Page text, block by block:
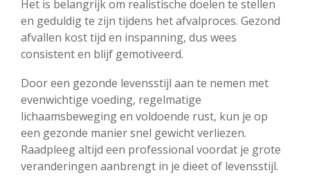
Het is belangrijk om realistische doelen te stellen
en geduldig te zijn tijdens het afvalproces. Gezond
afvallen kost tijd en inspanning, dus wees
consistent en blijf gemotiveerd.
Door een gezonde levensstijl aan te nemen met
evenwichtige voeding, regelmatige
lichaamsbeweging en voldoende rust, kun je op
een gezonde manier snel gewicht verliezen.
Raadpleeg altijd een professional voordat je grote
veranderingen aanbrengt in je dieet of levensstijl.